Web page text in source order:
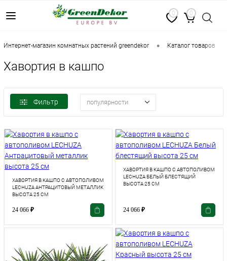
0 0
интернет-магазин комнатных растений greendekor • каталог товаров
Хавортия в кашпо
Фильтр популярности
ХАВОРТИЯ В КАШПО С АВТОПОЛИВОМ
LECHUZA АНТРАЦИТОВЫЙ МЕТАЛЛИК
ВЫСОТА 25 СМ
24 066 ₽
ХАВОРТИЯ В КАШПО С АВТОПОЛИВОМ
LECHUZA БЕЛЫЙ БЛЕСТЯЩИЙ
ВЫСОТА 25 СМ
24 066 ₽